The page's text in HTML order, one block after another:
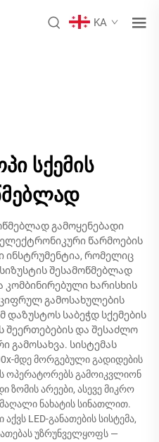
KA
სქემის
გამოყენებადი
წარმოების
ინსტრუმენტია, რომელიც
შესამოწმებლად
კომბინირებული ხარისხის
გამოსახულების
საბეჭდ სქემების
შეერთებების და შესაძლო
გამოსახვა. სისტემას
მდე მორგებული გადიდების
ოპერატორებს გამოიკვლიონ
ზომის არეები, ასევე მიკრო
ნახატის სინათლით.
LED-განათების სისტემა,
უზრუნველყოფს —